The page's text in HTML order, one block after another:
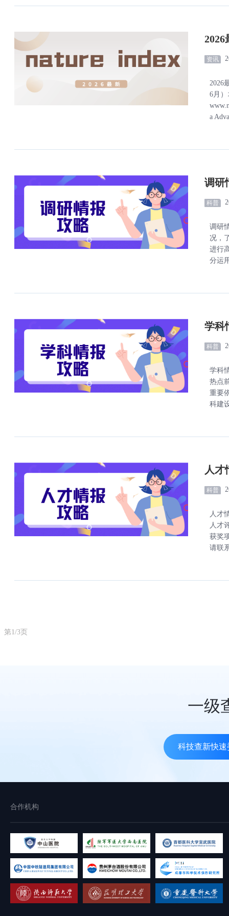
2026
资讯
2026
6月）
a
调研
科普
调研
况，
进行
分运
学科
科普
学科
热点
重要
科建
人才
科普
人才
人才
获奖
请联
第1/3页
一级
科技查新快速
合作机构